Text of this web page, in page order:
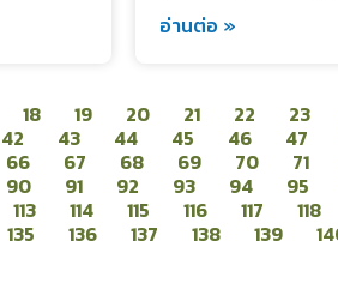
อ่านต่อ »
18 19 20 21 22 23
42 43 44 45 46 47
66 67 68 69 70 71
90 91 92 93 94 95
113 114 115 116 117 118
135 136 137 138 139